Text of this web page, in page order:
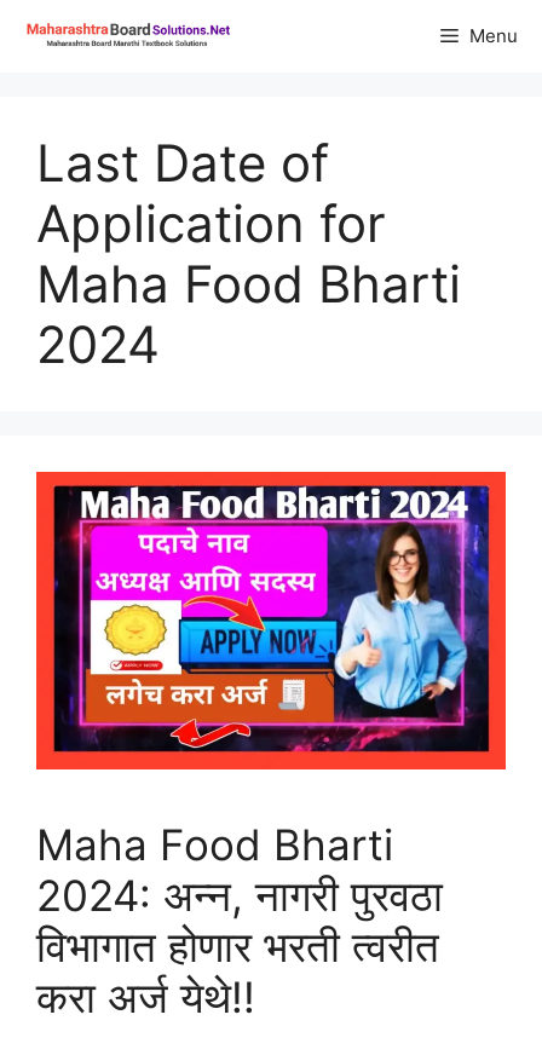
Menu
Last Date of
Application for
Maha Food Bharti
2024
Maha Food Bharti
2024: अन्न, नागरी पुरवठा
विभागात होणार भरती त्वरीत
करा अर्ज येथे!!